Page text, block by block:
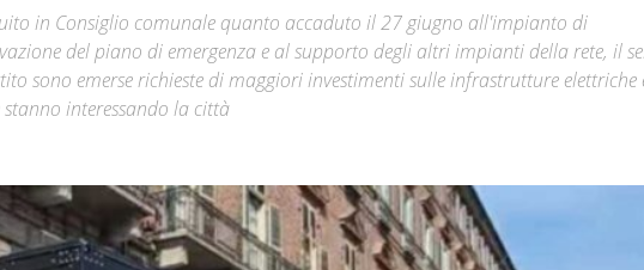
in Consiglio comunale quanto accaduto il 27 giugno all'impianto di
del piano di emergenza e al supporto degli altri impianti della rete, il
sono emerse richieste di maggiori investimenti sulle infrastrutture elettriche
interessando la città